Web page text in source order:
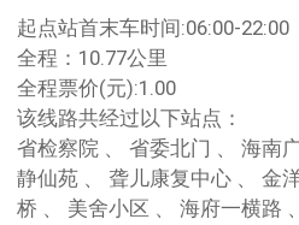
起点站首末车时间:06:00-22:00
全程：10.77公里
全程票价(元):1.00
该线路共经过以下站点：
省检察院 、 省委北门 、 海南广场 、 大润发国兴店 、
静仙苑 、 聋儿康复中心 、 金洋小区 、 群上村 、 美舍
桥 、 美舍小区 、 海府一横路 、 省琼剧院 、 南亚广场